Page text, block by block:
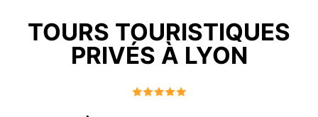
TOURS TOURISTIQUES
PRIVÉS À LYON